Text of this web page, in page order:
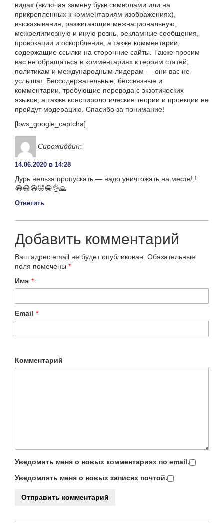
видах (включая замену букв символами или на
прикрепленных к комментариям изображениях),
высказывания, разжигающие межнациональную,
межрелигиозную и иную рознь, рекламные сообщения,
провокации и оскорбления, а также комментарии,
содержащие ссылки на сторонние сайты. Также просим
вас не обращаться в комментариях к героям статей,
политикам и международным лидерам — они вас не
услышат. Бессодержательные, бессвязные и
комментарии, требующие перевода с экзотических
языков, а также конспирологические теории и проекции не
пройдут модерацию. Спасибо за понимание!
[bws_google_captcha]
Сирожиддин:
14.06.2020 в 14:28
Дурь нельзя пропускать — надо уничтожать на месте!;!
😂😅😆🤣😁👌🙏
Ответить
Добавить комментарий
Ваш адрес email не будет опубликован. Обязательные
поля помечены *
Имя *
Email *
Комментарий
Уведомить меня о новых комментариях по email.
Уведомлять меня о новых записях почтой.